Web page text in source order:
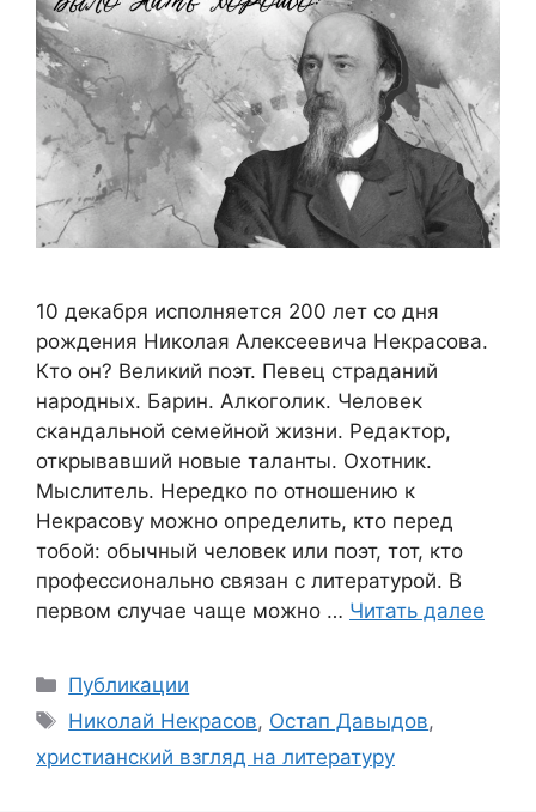
10 декабря исполняется 200 лет со дня
рождения Николая Алексеевича Некрасова.
Кто он? Великий поэт. Певец страданий
народных. Барин. Алкоголик. Человек
скандальной семейной жизни. Редактор,
открывавший новые таланты. Охотник.
Мыслитель. Нередко по отношению к
Некрасову можно определить, кто перед
тобой: обычный человек или поэт, тот, кто
профессионально связан с литературой. В
первом случае чаще можно … Читать далее
Рубрики
Публикации
Метки
Николай Некрасов, Остап Давыдов,
христианский взгляд на литературу